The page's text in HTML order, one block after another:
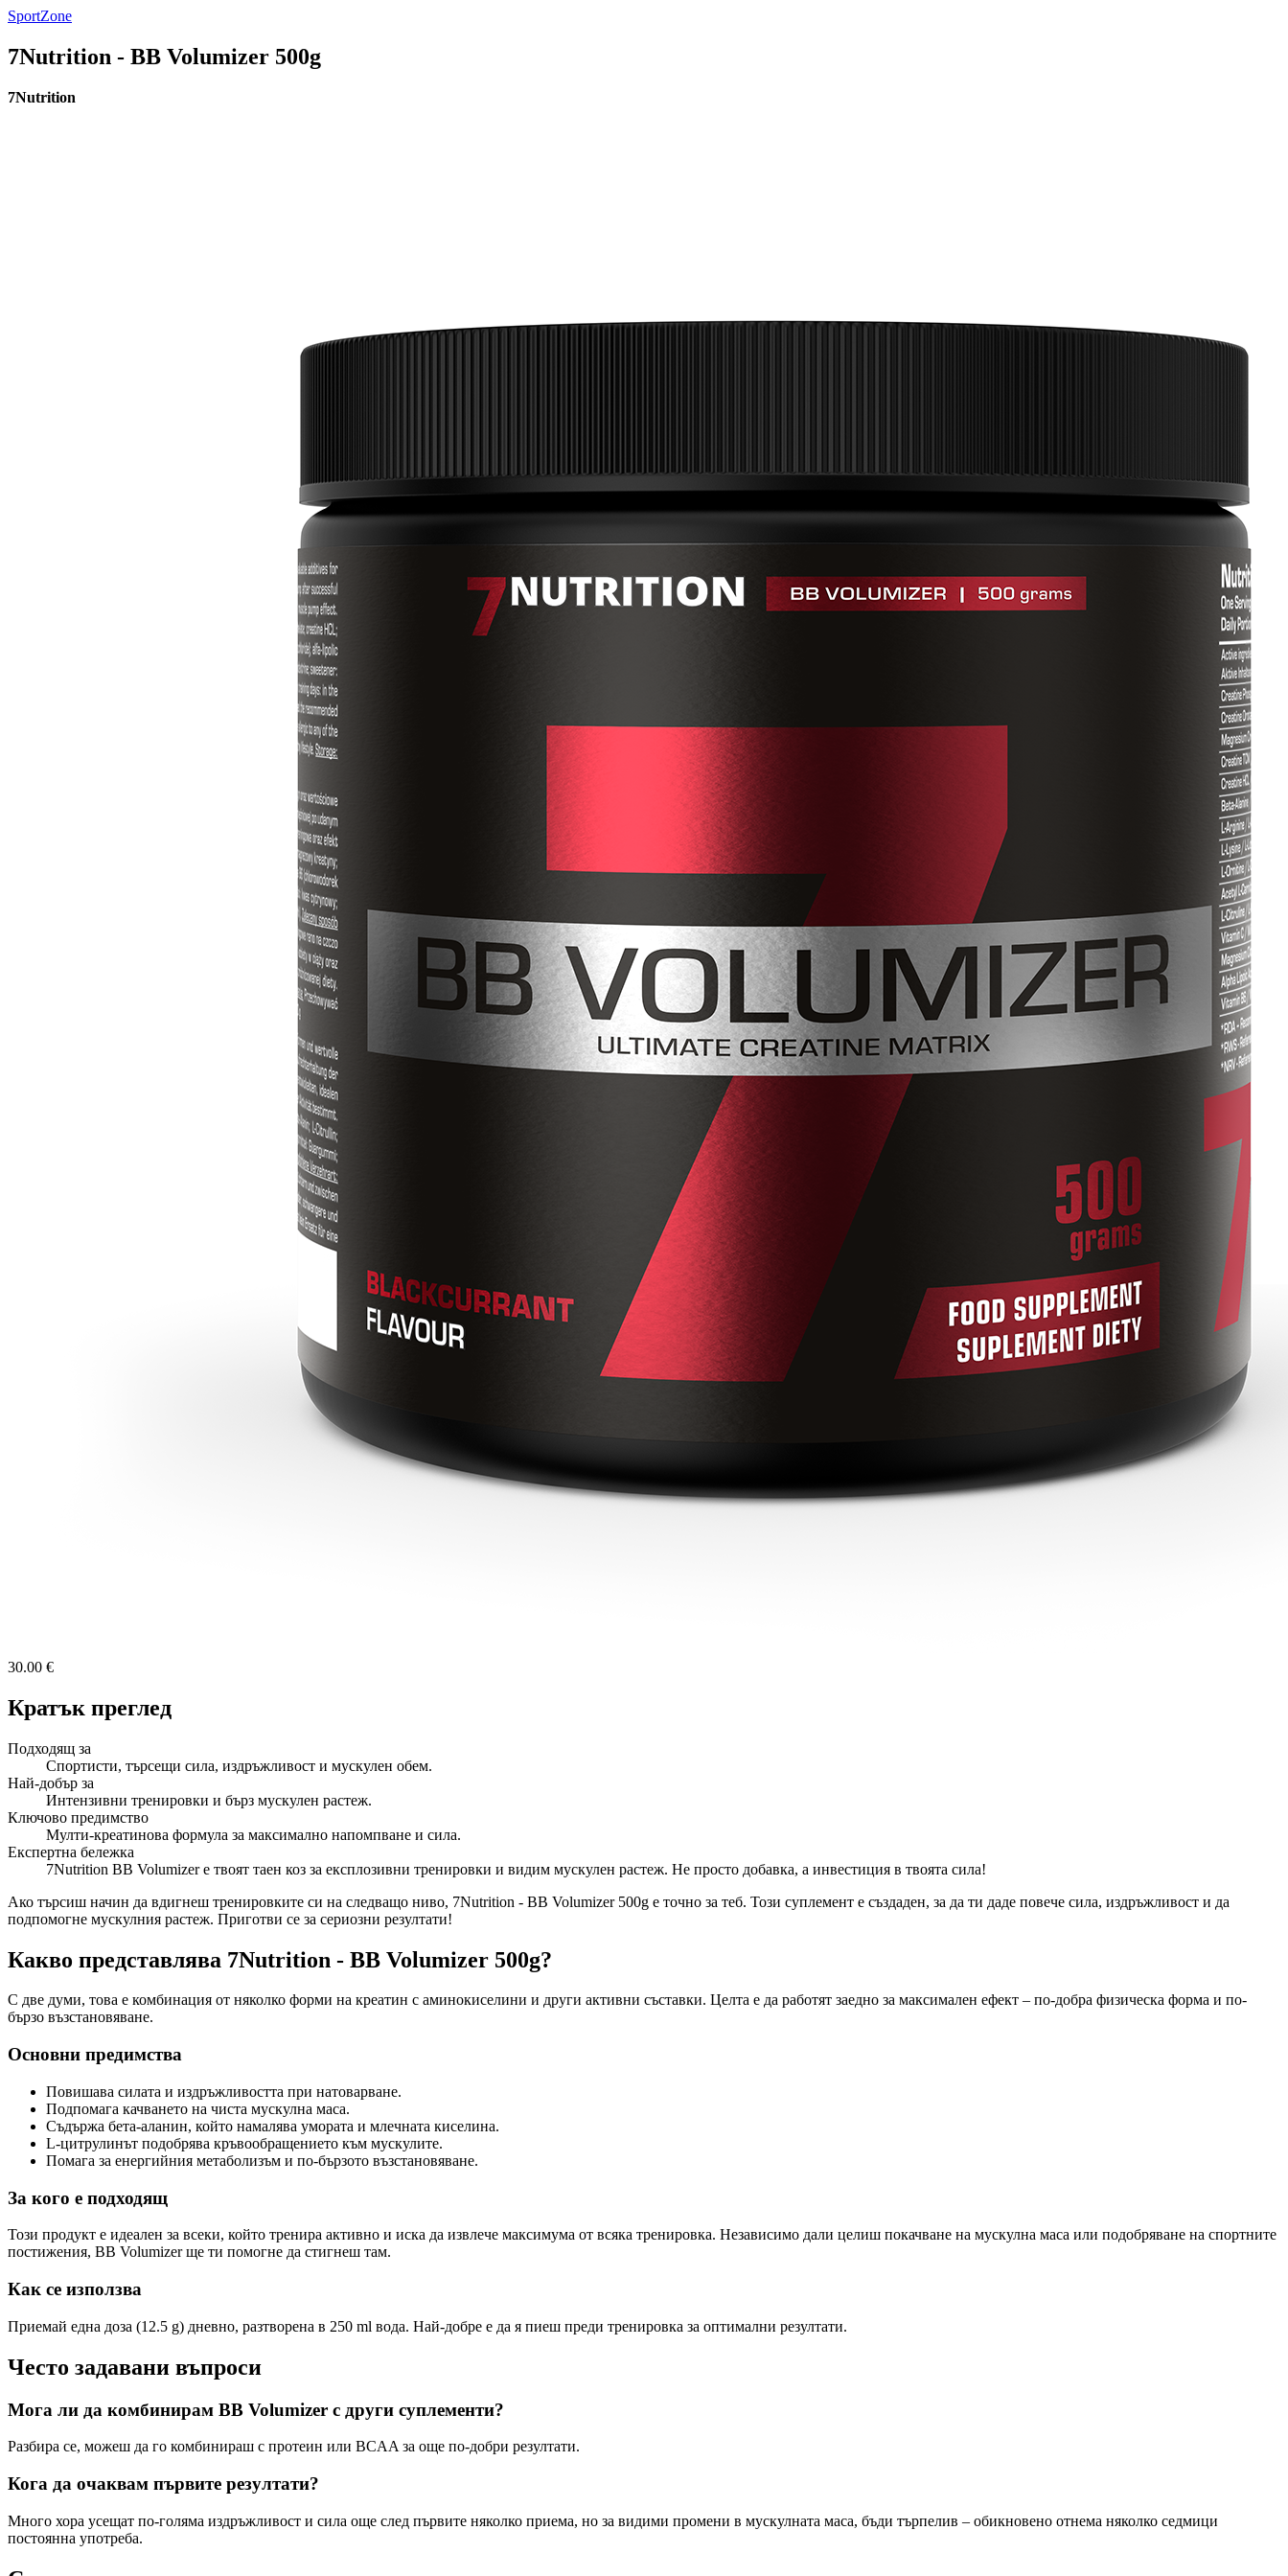
SportZone
7Nutrition - BB Volumizer 500g
7Nutrition
30.00 €
Кратък преглед
Подходящ за
Спортисти, търсещи сила, издръжливост и мускулен обем.
Най-добър за
Интензивни тренировки и бърз мускулен растеж.
Ключово предимство
Мулти-креатинова формула за максимално напомпване и сила.
Експертна бележка
7Nutrition BB Volumizer е твоят таен коз за експлозивни тренировки и видим мускулен растеж. Не просто добавка, а инвестиция в твоята сила!
Ако търсиш начин да вдигнеш тренировките си на следващо ниво, 7Nutrition - BB Volumizer 500g е точно за теб. Този суплемент е създаден, за да ти даде повече сила, издръжливост и да
подпомогне мускулния растеж. Приготви се за сериозни резултати!
Какво представлява 7Nutrition - BB Volumizer 500g?
С две думи, това е комбинация от няколко форми на креатин с аминокиселини и други активни съставки. Целта е да работят заедно за максимален ефект – по-добра физическа форма и по-
бързо възстановяване.
Основни предимства
Повишава силата и издръжливостта при натоварване.
Подпомага качването на чиста мускулна маса.
Съдържа бета-аланин, който намалява умората и млечната киселина.
L-цитрулинът подобрява кръвообращението към мускулите.
Помага за енергийния метаболизъм и по-бързото възстановяване.
За кого е подходящ
Този продукт е идеален за всеки, който тренира активно и иска да извлече максимума от всяка тренировка. Независимо дали целиш покачване на мускулна маса или подобряване на спортните
постижения, BB Volumizer ще ти помогне да стигнеш там.
Как се използва
Приемай една доза (12.5 g) дневно, разтворена в 250 ml вода. Най-добре е да я пиеш преди тренировка за оптимални резултати.
Често задавани въпроси
Мога ли да комбинирам BB Volumizer с други суплементи?
Разбира се, можеш да го комбинираш с протеин или BCAA за още по-добри резултати.
Кога да очаквам първите резултати?
Много хора усещат по-голяма издръжливост и сила още след първите няколко приема, но за видими промени в мускулната маса, бъди търпелив – обикновено отнема няколко седмици
постоянна употреба.